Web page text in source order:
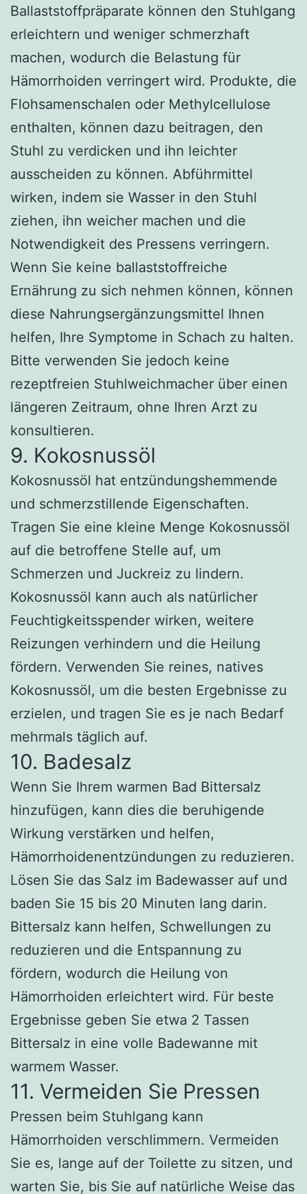
Ballaststoffpräparate können den Stuhlgang
erleichtern und weniger schmerzhaft
machen, wodurch die Belastung für
Hämorrhoiden verringert wird. Produkte, die
Flohsamenschalen oder Methylcellulose
enthalten, können dazu beitragen, den
Stuhl zu verdicken und ihn leichter
ausscheiden zu können. Abführmittel
wirken, indem sie Wasser in den Stuhl
ziehen, ihn weicher machen und die
Notwendigkeit des Pressens verringern.
Wenn Sie keine ballaststoffreiche
Ernährung zu sich nehmen können, können
diese Nahrungsergänzungsmittel Ihnen
helfen, Ihre Symptome in Schach zu halten.
Bitte verwenden Sie jedoch keine
rezeptfreien Stuhlweichmacher über einen
längeren Zeitraum, ohne Ihren Arzt zu
konsultieren.
9. Kokosnussöl
Kokosnussöl hat entzündungshemmende
und schmerzstillende Eigenschaften.
Tragen Sie eine kleine Menge Kokosnussöl
auf die betroffene Stelle auf, um
Schmerzen und Juckreiz zu lindern.
Kokosnussöl kann auch als natürlicher
Feuchtigkeitsspender wirken, weitere
Reizungen verhindern und die Heilung
fördern. Verwenden Sie reines, natives
Kokosnussöl, um die besten Ergebnisse zu
erzielen, und tragen Sie es je nach Bedarf
mehrmals täglich auf.
10. Badesalz
Wenn Sie Ihrem warmen Bad Bittersalz
hinzufügen, kann dies die beruhigende
Wirkung verstärken und helfen,
Hämorrhoidenentzündungen zu reduzieren.
Lösen Sie das Salz im Badewasser auf und
baden Sie 15 bis 20 Minuten lang darin.
Bittersalz kann helfen, Schwellungen zu
reduzieren und die Entspannung zu
fördern, wodurch die Heilung von
Hämorrhoiden erleichtert wird. Für beste
Ergebnisse geben Sie etwa 2 Tassen
Bittersalz in eine volle Badewanne mit
warmem Wasser.
11. Vermeiden Sie Pressen
Pressen beim Stuhlgang kann
Hämorrhoiden verschlimmern. Vermeiden
Sie es, lange auf der Toilette zu sitzen, und
warten Sie, bis Sie auf natürliche Weise das